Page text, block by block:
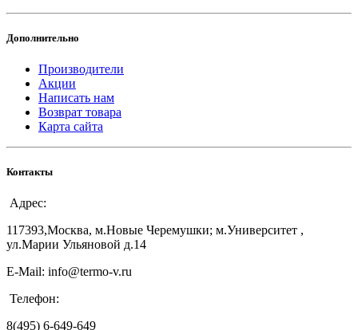
Дополнительно
Производители
Акции
Написать нам
Возврат товара
Карта сайта
Контакты
Адрес:
117393,Москва, м.Новые Черемушки; м.Университет ,
ул.Марии Ульяновой д.14
E-Mail: info@termo-v.ru
Телефон:
8(495) 6-649-649